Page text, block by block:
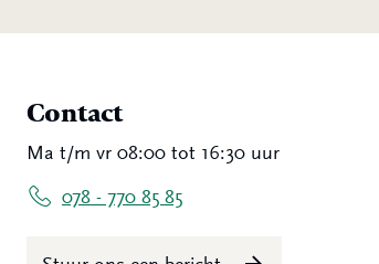
Contact
Ma t/m vr 08:00 tot 16:30 uur
078 - 770 85 85